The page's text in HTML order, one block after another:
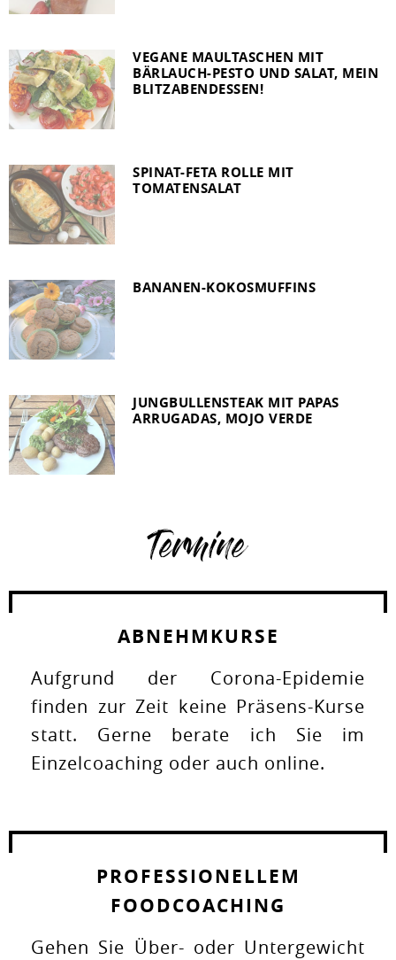
VEGANE MAULTASCHEN MIT
BÄRLAUCH-PESTO UND SALAT, MEIN
BLITZABENDESSEN!
SPINAT-FETA ROLLE MIT
TOMATENSALAT
BANANEN-KOKOSMUFFINS
JUNGBULLENSTEAK MIT PAPAS
ARRUGADAS, MOJO VERDE
Termine
ABNEHMKURSE
Aufgrund der Corona-Epidemie
finden zur Zeit keine Präsens-Kurse
statt. Gerne berate ich Sie im
Einzelcoaching oder auch online.
PROFESSIONELLEM
FOODCOACHING
Gehen Sie Über- oder Untergewicht